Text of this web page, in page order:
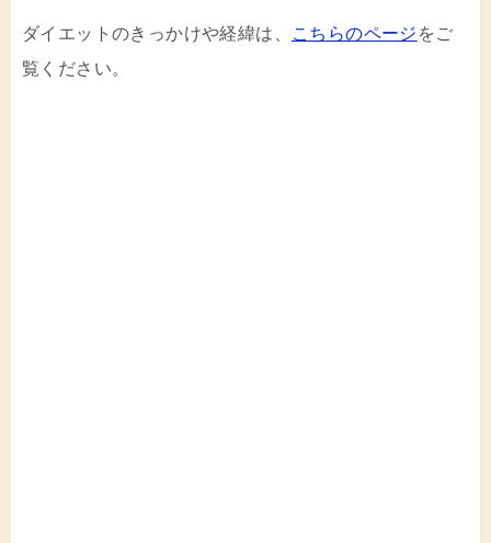
ダイエットのきっかけや経緯は、 こちらのページ をご
覧ください。